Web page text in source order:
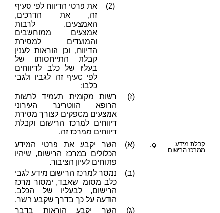
(2)
את פרטי הדיווח לפי סעיף
זה, את הדרכים,
האמצעים, לרבות
אמצעים ממוחשבים
והמועדים למסירת
הדיווח, וכן הוראות לענין
קבלת התייחסותו של
בעליו של כלב לדיווחים
לפי סעיף זה, לגביו ולגבי
כלבו;
(ז)
רשות מקומית תעמיד לרשות
הרופא הווטרינר העירוני
אמצעים מספקים לצורך מסירת
דיווחים למרכז הרישום וקבלת
דיווחים ממרכז זה.
9.
קבלת מידע
ממרכז הרישום
(א)
השר יקבע את פרטי המידע
הכלולים במרכז הרישום, שיהיו
פתוחים לעיון הציבור.
(ב)
נמסר למרכז הרישום מידע לגבי
כלב מסומן שאבד, ימסור מרכז
הרישום, לבעליו של הכלב,
הודעה על כך בדרך שקבע השר.
(ג)
השר יקבע הוראות בדבר